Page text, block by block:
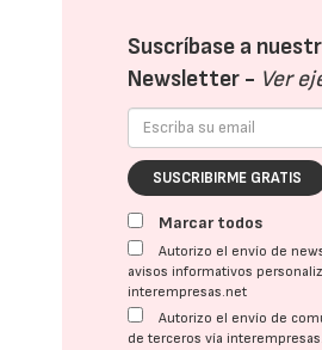
Suscríbase a
Newsletter - Ver
SUSCRIBIRME GRATIS
Marcar todos
Autorizo el envío de
avisos informativos
interempresas.net
Autorizo el envío de
de terceros vía